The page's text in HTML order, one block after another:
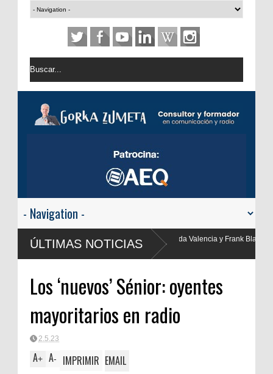
ÚLTIMAS NOTICIAS
Yolanda Valencia y Frank Blanco regresan a
Los ‘nuevos’ Sénior: oyentes
mayoritarios en radio
2.5.23
A+ A- IMPRIMIR EMAIL